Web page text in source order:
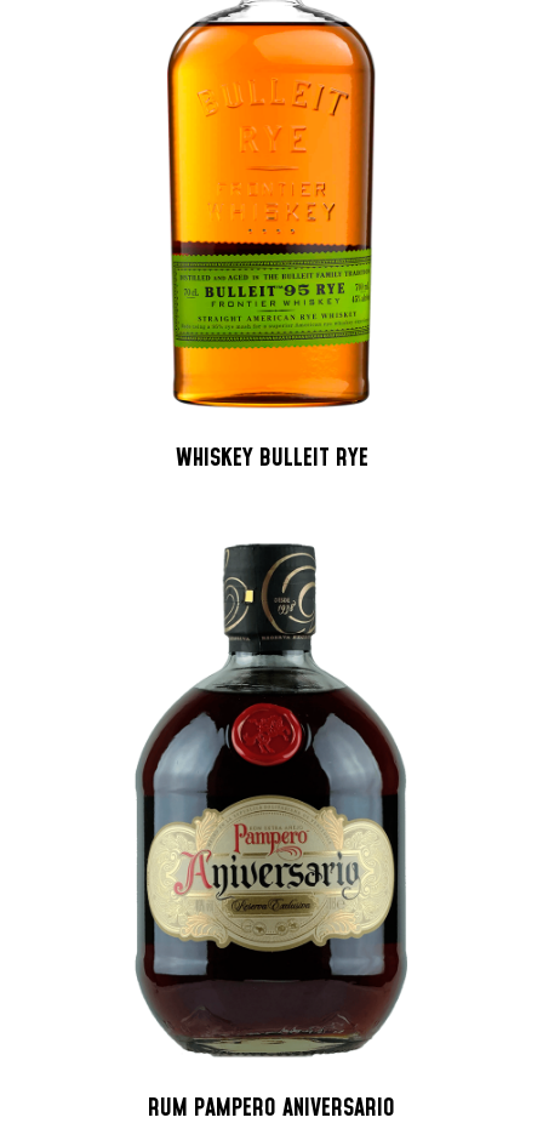
WHISKEY BULLEIT RYE
RUM PAMPERO ANIVERSARIO